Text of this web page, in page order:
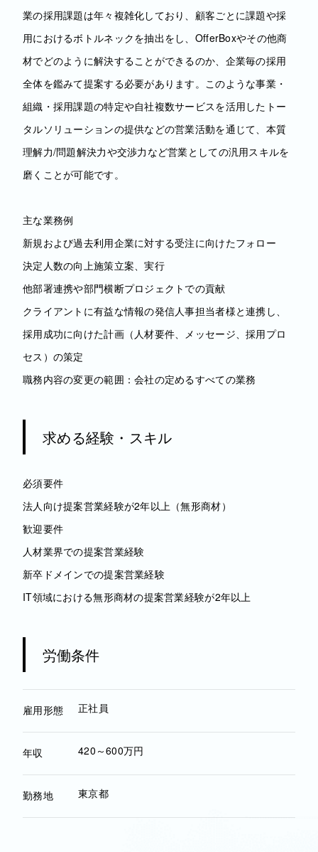
業の採用課題は年々複雑化しており、顧客ごとに課題や採
用におけるボトルネックを抽出をし、OfferBoxやその他商
材でどのように解決することができるのか、企業毎の採用
全体を鑑みて提案する必要があります。このような事業・
組織・採用課題の特定や自社複数サービスを活用したトー
タルソリューションの提供などの営業活動を通じて、本質
理解力/問題解決力や交渉力など営業としての汎用スキルを
磨くことが可能です。
主な業務例
新規および過去利用企業に対する受注に向けたフォロー
決定人数の向上施策立案、実行
他部署連携や部門横断プロジェクトでの貢献
クライアントに有益な情報の発信人事担当者様と連携し、
採用成功に向けた計画（人材要件、メッセージ、採用プロ
セス）の策定
職務内容の変更の範囲：会社の定めるすべての業務
求める経験・スキル
必須要件
法人向け提案営業経験が2年以上（無形商材）
歓迎要件
人材業界での提案営業経験
新卒ドメインでの提案営業経験
IT領域における無形商材の提案営業経験が2年以上
労働条件
雇用形態 正社員
年収 420～600万円
勤務地 東京都